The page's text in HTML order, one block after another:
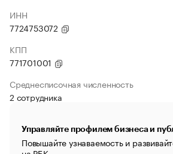
ИНН
7724753072
КПП
771701001
Среднесписочная численность
2 сотрудника
Управляйте профилем бизнеса и
Повышайте узнаваемость и